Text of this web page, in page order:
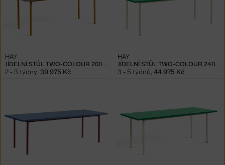
Colour
JÍDELNÍ STŮL TWO-COLOUR 200 CM, OCHRE/LIGHT GREY
HAY
2 - 3 týdny 39 975 Kč
JÍDELNÍ STŮL TWO-COLOUR 240 CM, IVORY/GREEN MINT
HAY
3 - 5 týdnů 44 975 Kč